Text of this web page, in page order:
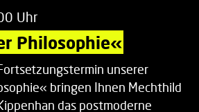
Uhr
Philosophie«
unserer
bringen Ihnen Mechthild
das postmoderne